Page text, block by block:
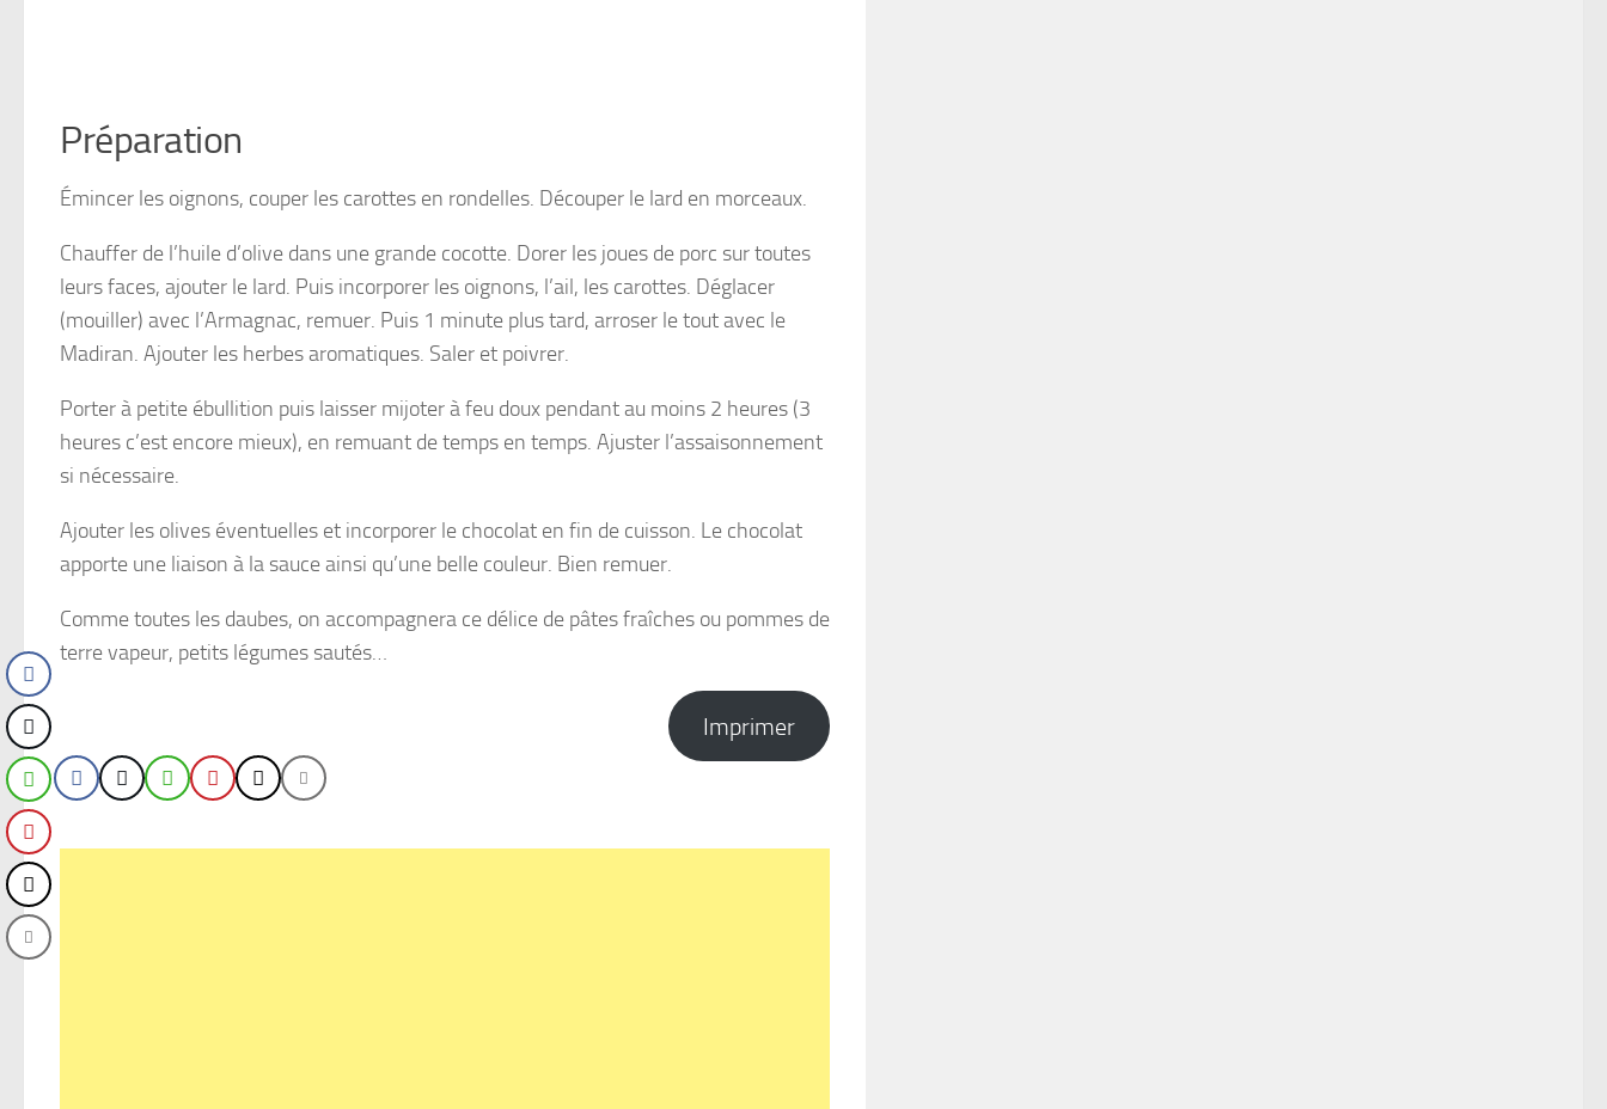
Préparation
Émincer les oignons, couper les carottes en rondelles. Découper le lard en morceaux.
Chauffer de l’huile d’olive dans une grande cocotte. Dorer les joues de porc sur toutes
leurs faces, ajouter le lard. Puis incorporer les oignons, l’ail, les carottes. Déglacer
(mouiller) avec l’Armagnac, remuer. Puis 1 minute plus tard, arroser le tout avec le
Madiran. Ajouter les herbes aromatiques. Saler et poivrer.
Porter à petite ébullition puis laisser mijoter à feu doux pendant au moins 2 heures (3
heures c’est encore mieux), en remuant de temps en temps. Ajuster l’assaisonnement
si nécessaire.
Ajouter les olives éventuelles et incorporer le chocolat en fin de cuisson. Le chocolat
apporte une liaison à la sauce ainsi qu’une belle couleur. Bien remuer.
Comme toutes les daubes, on accompagnera ce délice de pâtes fraîches ou pommes de
terre vapeur, petits légumes sautés…
Imprimer